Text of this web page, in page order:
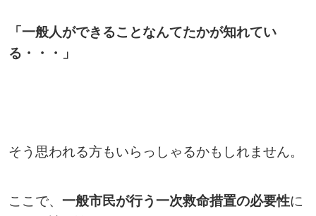
「一般人ができることなんてたかが知れてい
る・・・」
そう思われる方もいらっしゃるかもしれません。
ここで、 一般市民が行う一次救命措置の必要性に